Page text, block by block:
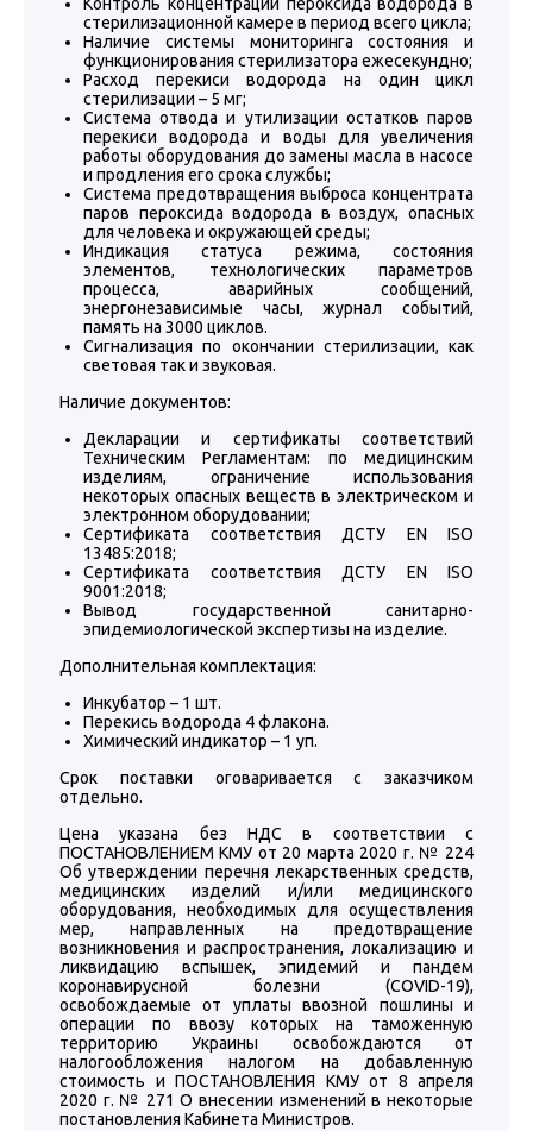
Контроль концентрации пероксида водорода в
стерилизационной камере в период всего цикла;
Наличие системы мониторинга состояния и
функционирования стерилизатора ежесекундно;
Расход перекиси водорода на один цикл
стерилизации – 5 мг;
Система отвода и утилизации остатков паров
перекиси водорода и воды для увеличения
работы оборудования до замены масла в насосе
и продления его срока службы;
Система предотвращения выброса концентрата
паров пероксида водорода в воздух, опасных
для человека и окружающей среды;
Индикация статуса режима, состояния
элементов, технологических параметров
процесса, аварийных сообщений,
энергонезависимые часы, журнал событий,
память на 3000 циклов.
Сигнализация по окончании стерилизации, как
световая так и звуковая.
Наличие документов:
Декларации и сертификаты соответствий
Техническим Регламентам: по медицинским
изделиям, ограничение использования
некоторых опасных веществ в электрическом и
электронном оборудовании;
Сертификата соответствия ДСТУ EN ISO
13485:2018;
Сертификата соответствия ДСТУ EN ISO
9001:2018;
Вывод государственной санитарно-
эпидемиологической экспертизы на изделие.
Дополнительная комплектация:
Инкубатор – 1 шт.
Перекись водорода 4 флакона.
Химический индикатор – 1 уп.
Срок поставки оговаривается с заказчиком
отдельно.
Цена указана без НДС в соответствии с
ПОСТАНОВЛЕНИЕМ КМУ от 20 марта 2020 г. № 224
Об утверждении перечня лекарственных средств,
медицинских изделий и/или медицинского
оборудования, необходимых для осуществления
мер, направленных на предотвращение
возникновения и распространения, локализацию и
ликвидацию вспышек, эпидемий и пандем
коронавирусной болезни (COVID-19),
освобождаемые от уплаты ввозной пошлины и
операции по ввозу которых на таможенную
территорию Украины освобождаются от
налогообложения налогом на добавленную
стоимость и ПОСТАНОВЛЕНИЯ КМУ от 8 апреля
2020 г. № 271 О внесении изменений в некоторые
постановления Кабинета Министров.